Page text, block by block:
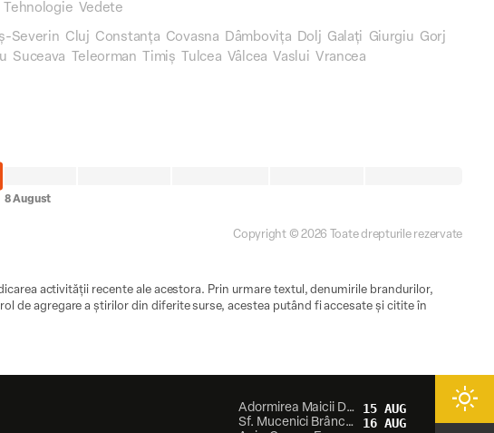
Tehnologie Vedete
Severin Cluj Constanța Covasna Dâmbovița Dolj Galați Giurgiu Gorj
Suceava Teleorman Timiș Tulcea Vâlcea Vaslui Vrancea
Copyright © 2026 Toate drepturile rezervate
activității recente ale acestora. Prin urmare textul, denumirile brandurilor,
de agregare a știrilor din diferite surse, acestea putând fi accesate și citite în
Adormirea Maicii Domnului 15 AUG
Sf. Mucenici Brâncoveni 16 AUG
light_mode